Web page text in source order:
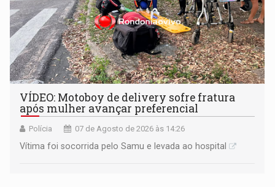
VÍDEO: Motoboy de delivery sofre fratura
após mulher avançar preferencial
Polícia 07 de Agosto de 2026 às 14:26
Vítima foi socorrida pelo Samu e levada ao hospital